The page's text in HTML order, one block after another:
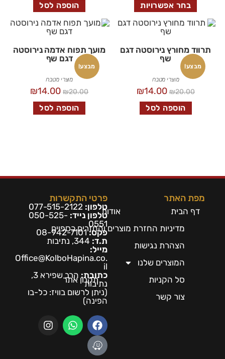
בחר אפשרויות הוספה לסל
מבצע!
תרווד מחורץ נירוסטה דגם
שף
מוצרי מטבח
₪20.00
₪14.00
הוספה לסל
מבצע!
מועך תפוח אדמה נירוסטה
דגם שף
מוצרי מטבח
₪20.00
₪14.00
הוספה לסל
מפת האתר
דף הבית
אודות
מדיניות החזרת מוצרים והחזרים כספיים
הצהרת נגישות
המוצרים שלנו
סל הקניות
תקנון אתר
צור קשר
פרטי התקשרות
טלפון: 077-515-2122
טלפון נייד: 050-525-
0551
פקס:08-942-7101
ת.ד:
מייל:
Office@KolboHapina.co.
il
כתובת:
הרב שפירא 3,
נתיבות
(ניתן לרשום בוויז: כל-בו
הפינה)